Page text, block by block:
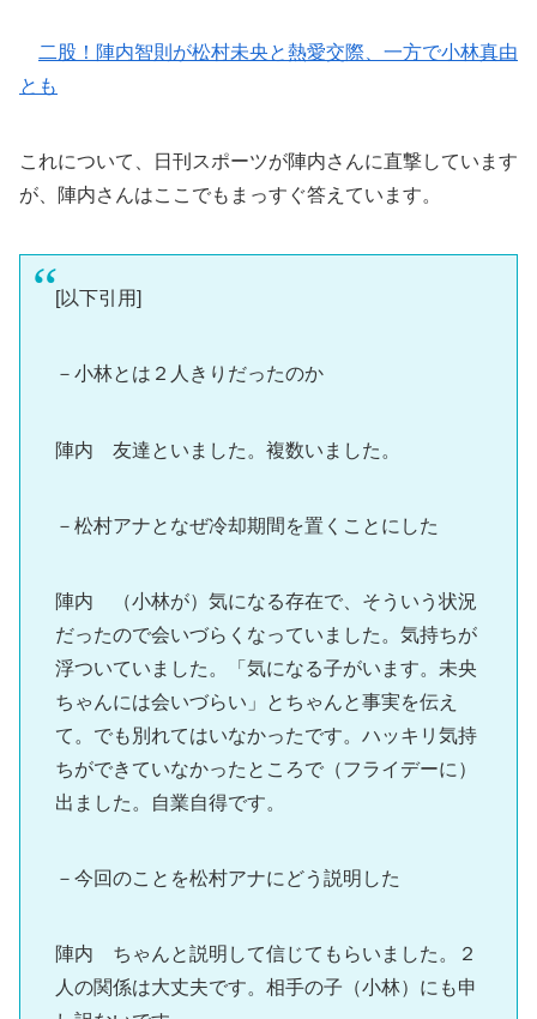
二股！陣内智則が松村未央と熱愛交際、一方で小林真由
とも
これについて、日刊スポーツが陣内さんに直撃しています
が、陣内さんはここでもまっすぐ答えています。
[以下引用]
－小林とは２人きりだったのか
陣内 友達といました。複数いました。
－松村アナとなぜ冷却期間を置くことにした
陣内 （小林が）気になる存在で、そういう状況
だったので会いづらくなっていました。気持ちが
浮ついていました。「気になる子がいます。未央
ちゃんには会いづらい」とちゃんと事実を伝え
て。でも別れてはいなかったです。ハッキリ気持
ちができていなかったところで（フライデーに）
出ました。自業自得です。
－今回のことを松村アナにどう説明した
陣内 ちゃんと説明して信じてもらいました。２
人の関係は大丈夫です。相手の子（小林）にも申